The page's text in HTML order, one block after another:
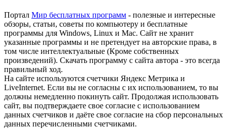
Портал Мир бесплатных программ - полезные и интересные
обзоры, статьи, советы по компьютеру и бесплатные
программы для Windows, Linux и Mac. Сайт не хранит
указанные программы и не претендует на авторские права, в
том числе интеллектуальные (Кроме собственных
произведений). Скачать программу с сайта автора - это всегда
правильный ход.
На сайте используются счетчики Яндекс Метрика и
LiveInternet. Если вы не согласны с их использованием, то вы
должны немедленно покинуть сайт. Продолжая использовать
сайт, вы подтверждаете свое согласие с использованием
данных счетчиков и даёте свое согласие на сбор персональных
данных перечисленными счетчиками.